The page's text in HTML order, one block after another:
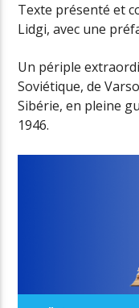
Texte présenté et
Lidgi, avec une
Un périple
Soviétique, de
Sibérie, en pleine
1946.